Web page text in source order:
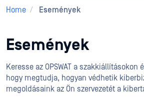
Home / Események
Események
Keresse az OPSWAT a szakkiállításokon
hogy megtudja, hogyan védhetik
megoldásaink az Ön szervezetét a